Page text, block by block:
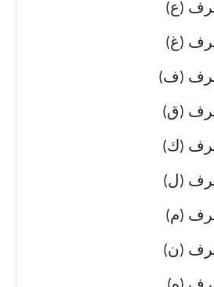
(ع)
(غ)
(ف)
(ق)
(ك)
(ل)
(م)
(ن)